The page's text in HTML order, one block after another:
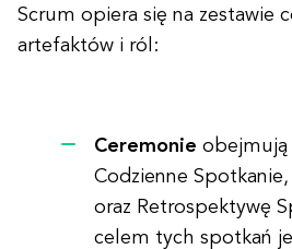
Scrum opiera się na zestawie
artefaktów i ról:
Ceremonie obejmują
Codzienne
oraz Retrospektywę
celem tych spotkań